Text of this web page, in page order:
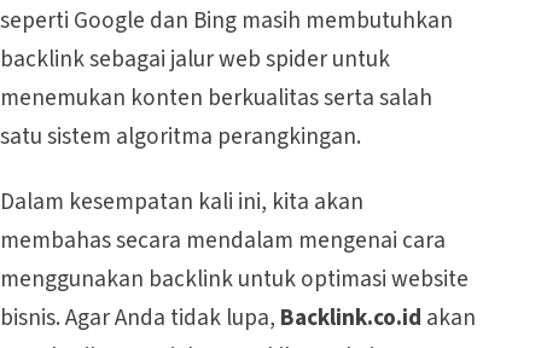
seperti Google dan Bing masih membutuhkan
backlink sebagai jalur web spider untuk
menemukan konten berkualitas serta salah
satu sistem algoritma perangkingan.
Dalam kesempatan kali ini, kita akan
membahas secara mendalam mengenai cara
menggunakan backlink untuk optimasi website
bisnis. Agar Anda tidak lupa, Backlink.co.id akan